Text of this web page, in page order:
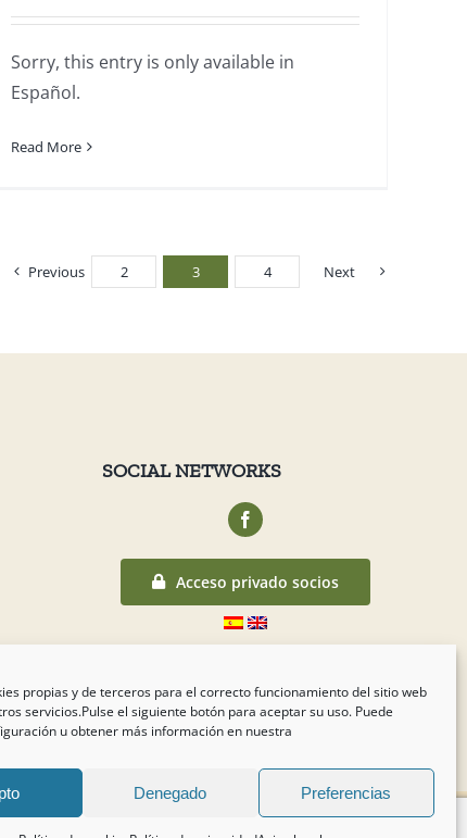
propias y de terceros para el correcto funcionamiento del sitio web
servicios.Pulse el siguiente botón para aceptar su uso. Puede
u obtener más información en nuestra
Denegado Preferencias
Sorry, this entry is only available in
Español.
Read More
Previous 2 3 4 Next
SOCIAL NETWORKS
Acceso privado socios